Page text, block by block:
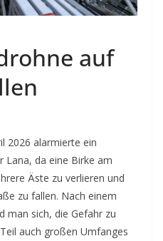
auf
2026 alarmierte ein
Lana, da eine Birke am
Äste zu verlieren und
zu fallen. Nach einem
man sich, die Gefahr zu
auch großen Umfanges